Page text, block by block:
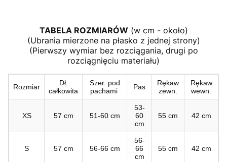
TABELA ROZMIARÓW(w cm - około)
(Ubrania mierzone na płasko z jednej strony)
(Pierwszy wymiar bez rozciągania, drugi po
rozciągnięciu materiału)
Rozmiar
Dł.
całkowita
Szer. pod
pachami
Pas
Rękaw
zewn.
Rękaw
wewn.
XS 57 cm 51-60 cm
53-
60
cm
55 cm 42 cm
S 57 cm 56-66 cm
56-
66
cm
55 cm 42 cm